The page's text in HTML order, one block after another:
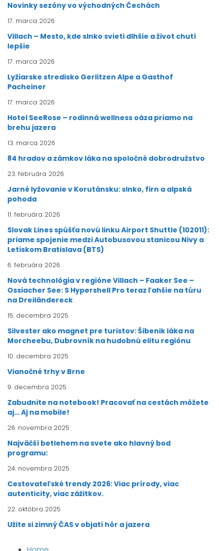
Novinky sezóny vo východných Čechách
17. marca 2026
Villach – Mesto, kde slnko svieti dlhšie a život chutí
lepšie
17. marca 2026
Lyžiarske stredisko Gerlitzen Alpe a Gasthof
Pacheiner
17. marca 2026
Hotel SeeRose – rodinná wellness oáza priamo na
brehu jazera
13. marca 2026
84 hradov a zámkov láka na spoločné dobrodružstvo
23. februára 2026
Jarné lyžovanie v Korutánsku: slnko, firn a alpská
pohoda
11. februára 2026
Slovak Lines spúšťa novú linku Airport Shuttle (102011):
priame spojenie medzi Autobusovou stanicou Nivy a
Letiskom Bratislava (BTS)
6. februára 2026
Nová technológia v regióne Villach – Faaker See –
Ossiacher See: S Hypershell Pro teraz ľahšie na túru
na Dreiländereck
15. decembra 2025
Silvester ako magnet pre turistov: Šibenik láka na
Morcheebu, Dubrovník na hudobnú elitu regiónu
10. decembra 2025
Vianočné trhy v Brne
9. decembra 2025
Zabudnite na notebook! Pracovať na cestách môžete
aj… Aj na mobile!
26. novembra 2025
Najväčší betlehem na svete ako hlavný bod
programu:
24. novembra 2025
Cestovateľské trendy 2026: Viac prírody, viac
autenticity, viac zážitkov.
22. októbra 2025
Užite si zimný ČAS v objatí hôr a jazera